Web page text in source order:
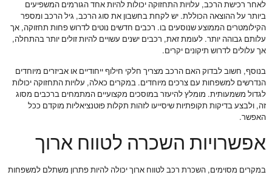
לאחר רכישת הרכב, עלויות התחזוקה יכולות להיות אחד הגורמים המשפיעים
ביותר על ההוצאה הכוללת. יש לקחת בחשבון את סוג הרכב, גיל הרכב ומספר
הקילומטרים הממוצע שנוסעים בו. רכבים חדשים נוטים לדרוש פחות תחזוקה, אך
עלותם גבוהה יותר. לעומת זאת, רכבים ישנים עשויים להיות זולים יותר בהתחלה,
אך עלולים לדרוש תיקונים יקרים.
בנוסף, חשוב לבדוק האם הרכב מצריך חלקי חילוף ייחודיים או אביזרים מיוחדים
הנדרשים למשפחות עם צרכים מיוחדים. במקרים כאלה, עלויות התחזוקה יכולות
לגדול משמעותית. מומלץ להיעזר במוסכים מקצועיים המתמחים ברכבים מסוג
זה, ולבצע בדיקות תקופתיות שיסייעו לזהות תקלות פוטנציאליות מוקדם ככל
האפשר.
אפשרויות השכרה לטווח ארוך
במקרים מסוימים, השכרת רכב לטווח ארוך יכולה להיות פתרון משתלם למשפחות